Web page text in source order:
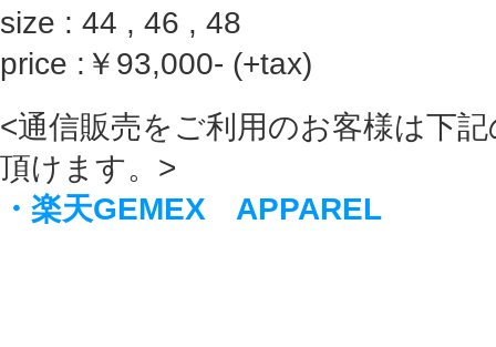
size : 44 , 46 , 48
price :￥93,000- (+tax)
<通信販売をご利用のお客様は下
頂けます。>
・楽天GEMEX APPAREL